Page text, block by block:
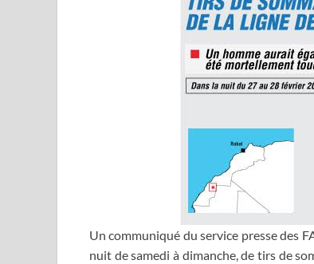
Un communiqué du service presse des
nuit de samedi à dimanche, de tirs de